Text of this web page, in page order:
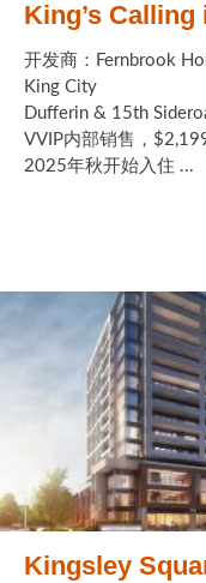
King’s
开发商：Fernbrook
King City
Dufferin & 15th
VVIP内部销售，
2025年秋开始入住 ...
Kingsley